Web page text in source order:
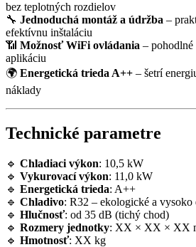
bez teplotných rozdielov
🔧 Jednoduchá montáž a údržba –
efektívnu inštaláciu
📶 Možnosť WiFi ovládania – pohodlné
aplikáciu
🌍 Energetická trieda A++ – šetrí
náklady
Technické parametre
🔹 Chladiaci výkon: 10,5 kW
🔹 Vykurovací výkon: 11,0 kW
🔹 Energetická trieda: A++
🔹 Chladivo: R32 – ekologické a vysoko
🔹 Hlučnosť: od 35 dB (tichý chod)
🔹 Rozmery jednotky: XX × XX × XX
🔹 Hmotnosť: XX kg